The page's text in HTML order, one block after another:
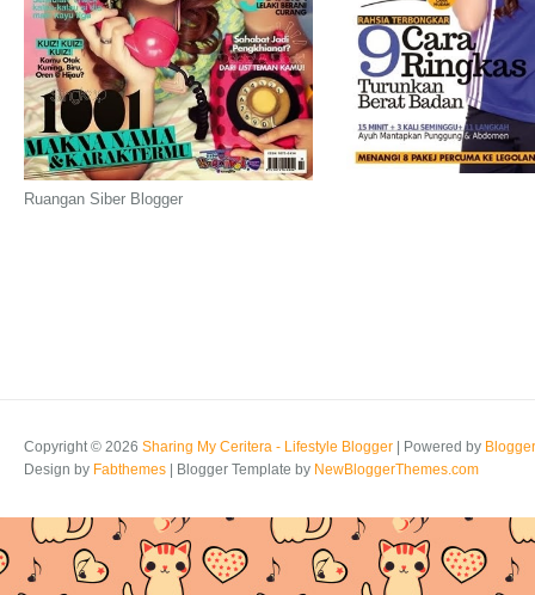
Ruangan Siber Blogger
Copyright © 2026 Sharing My Ceritera - Lifestyle Blogger | Powered by Blogger
Design by Fabthemes | Blogger Template by NewBloggerThemes.com